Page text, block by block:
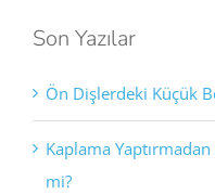
Son Yazılar
Ön Dişlerdeki Küçük
Kaplama
mi?